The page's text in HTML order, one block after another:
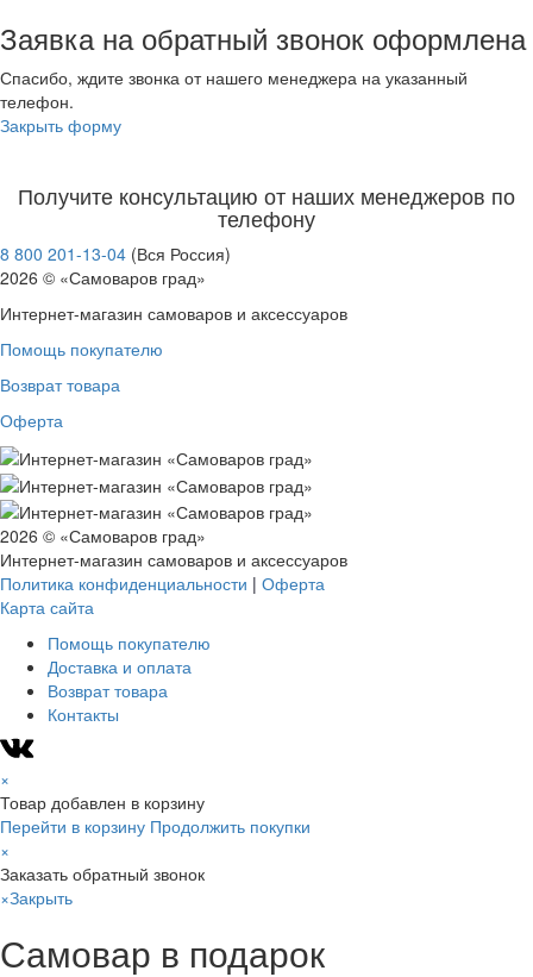
Заявка на обратный звонок оформлена
Спасибо, ждите звонка от нашего менеджера на указанный
телефон.
Закрыть форму
Получите консультацию от наших менеджеров по
телефону
8 800 201-13-04 (Вся Россия)
2026 © «Самоваров град»
Интернет-магазин самоваров и аксессуаров
Помощь покупателю
Возврат товара
Оферта
2026 © «Самоваров град»
Интернет-магазин самоваров и аксессуаров
Политика конфиденциальности | Оферта
Карта сайта
Помощь покупателю
Доставка и оплата
Возврат товара
Контакты
×
Товар добавлен в корзину
Перейти в корзину Продолжить покупки
×
Заказать обратный звонок
×Закрыть
Самовар в подарок